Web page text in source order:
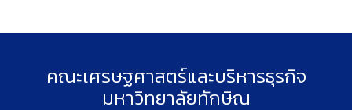
คณะเศรษฐศาสตร์และบริหารธุรกิจ
มหาวิทยาลัยทักษิณ